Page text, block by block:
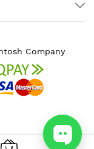
Company